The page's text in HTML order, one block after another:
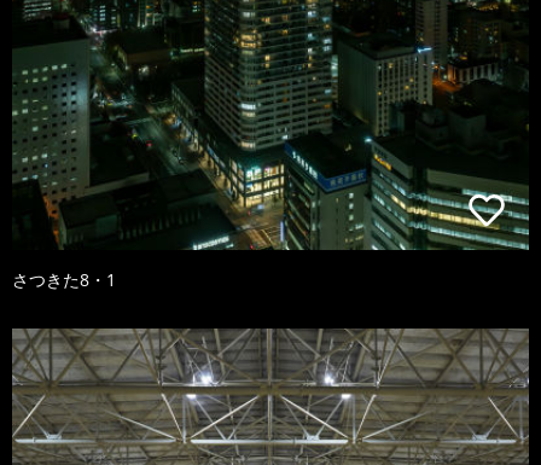
さつきた8・1